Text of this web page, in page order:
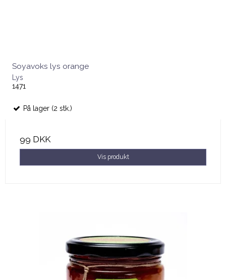
Soyavoks lys orange
Lys
1471
På lager (2 stk.)
99 DKK
Vis produkt